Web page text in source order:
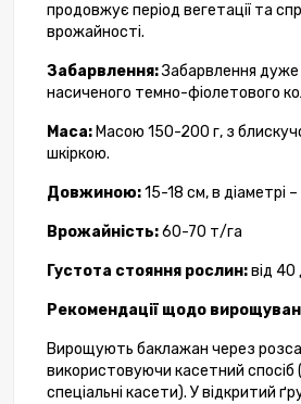
продовжує період вегетації та
врожайності.
Забарвлення:Забарвлення дуже
насиченого темно-фіолетового
Маса: Масою 150-200 г, з
шкіркою.
Довжиною:15-18 см, в діаметрі
Врожайність:60-70 т/га
Густота стояння рослин:від
Рекомендації щодо
Вирощують баклажан через
використовуючи касетний спосіб
спеціальні касети). У відкритий